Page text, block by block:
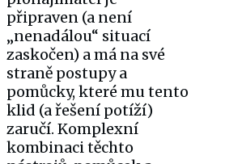
připraven (a není
„nenadálou“ situací
zaskočen) a má na své
straně postupy a
pomůcky, které mu tento
klid (a řešení potíží)
zaručí. Komplexní
kombinaci těchto